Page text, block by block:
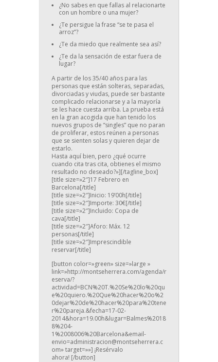
¿No sabes en que fallas al relacionarte
con un hombre o una mujer?
¿Te persigue la frase “se te pasa el
arroz”?
¿Te da miedo que realmente sea así?
¿Te da la sensación de estar fuera de
lugar?
A partir de los 35/40 años para las
personas que están solteras, separadas,
divorciadas y viudas, puede ser bastante
complicado relacionarse y a la mayoría
se les hace cuesta arriba. La prueba está
en la gran acogida que han tenido los
nuevos grupos de “singles” que no paran
de proliferar, estos reúnen a personas
que se sienten solas y quieren dejar de
estarlo.
Hasta aquí bien, pero ¿qué ocurre
cuando cita tras cita, obtienes el mismo
resultado no deseado?»][/tagline_box]
[title size=»2″]17 Febrero en
Barcelona[/title]
[title size=»2″]Inicio: 19’00h[/title]
[title size=»2″]Importe: 30€[/title]
[title size=»2″]Incluido: Copa de
cava[/title]
[title size=»2″]Aforo: Máx. 12
personas[/title]
[title size=»2″]Imprescindible
reservar[/title]
[button color=»green» size=»large »
link=»http://montseherrera.com/agenda/r
eserva/?
actividad=BCN%20T.%20Se%20lo%20qu
e%20quiero.%20Que%20hacer%20o%2
0dejar%20de%20hacer%20para%20tene
r%20pareja.&fecha=17-02-
2014&hora=19.00h&lugar=Balmes%2018
8%204-
1%2008006%20Barcelona&email-
envio=administracion@montseherrera.c
om» target=»»] ¡Resérvalo
ahora! [/button]